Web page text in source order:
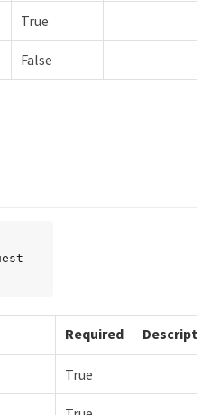
True
False
Required
True